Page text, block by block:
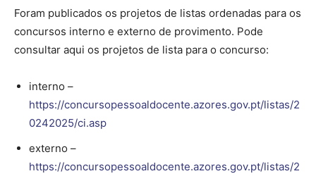
Foram publicados os projetos de listas ordenadas para os
concursos interno e externo de provimento. Pode
consultar aqui os projetos de lista para o concurso:
interno –
https://concursopessoaldocente.azores.gov.pt/listas/2
0242025/ci.asp
externo –
https://concursopessoaldocente.azores.gov.pt/listas/2